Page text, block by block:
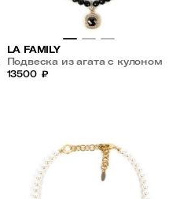
LA FAMILY
Подвеска из агата с кулоном
13500 ₽